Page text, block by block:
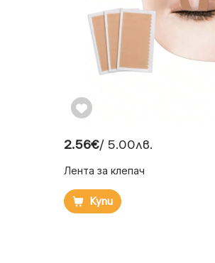
2.56€/ 5.00лв.
Лента за клепач
Купи